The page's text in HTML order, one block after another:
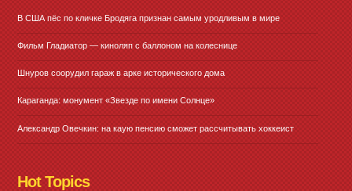
В США пёс по кличке Бродяга признан самым уродливым в мире
Фильм Гладиатор — киноляп с баллоном на колеснице
Шнуров соорудил гараж в арке исторического дома
Караганда: монумент «Звезде по имени Солнце»
Александр Овечкин: на каую пенсию сможет рассчитывать хоккеист
Hot Topics